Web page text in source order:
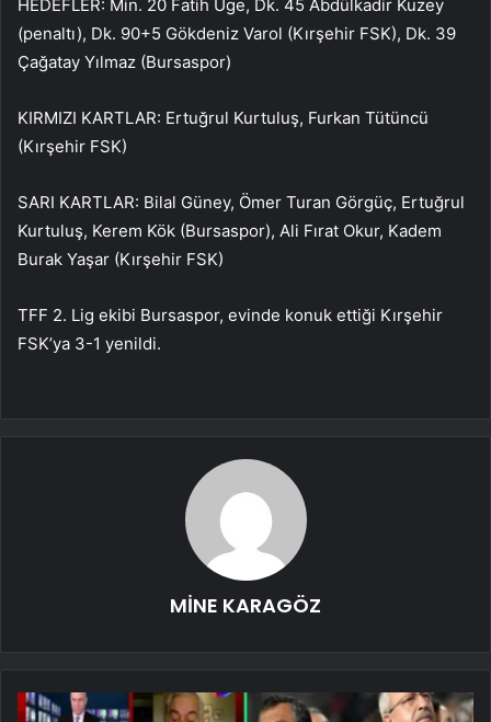
HEDEFLER: Min. 20 Fatih Üge, Dk. 45 Abdülkadir Kuzey
(penaltı), Dk. 90+5 Gökdeniz Varol (Kırşehir FSK), Dk. 39
Çağatay Yılmaz (Bursaspor)
KIRMIZI KARTLAR: Ertuğrul Kurtuluş, Furkan Tütüncü
(Kırşehir FSK)
SARI KARTLAR: Bilal Güney, Ömer Turan Görgüç, Ertuğrul
Kurtuluş, Kerem Kök (Bursaspor), Ali Fırat Okur, Kadem
Burak Yaşar (Kırşehir FSK)
TFF 2. Lig ekibi Bursaspor, evinde konuk ettiği Kırşehir
FSK’ya 3-1 yenildi.
MİNE KARAGÖZ